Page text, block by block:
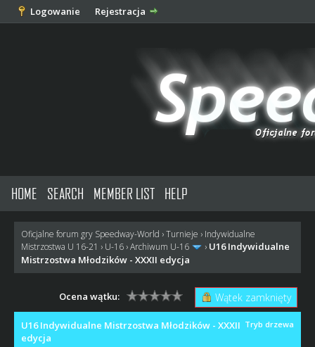
Logowanie Rejestracja
HOME SEARCH MEMBER LIST HELP
Oficjalne forum gry Speedway-World ›Turnieje › Indywidualne
Mistrzostwa U 16-21 › U-16›Archiwum U-16 › U16 Indywidualne
Mistrzostwa Młodzików - XXXII edycja
Wątek zamknięty
Ocena wątku:
Tryb drzewa
U16 Indywidualne Mistrzostwa Młodzików - XXXII
edycja